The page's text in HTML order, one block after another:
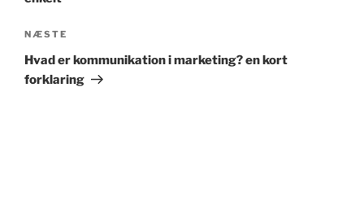
Næste
indlæg
NÆSTE
Hvad er kommunikation i marketing? en kort
forklaring